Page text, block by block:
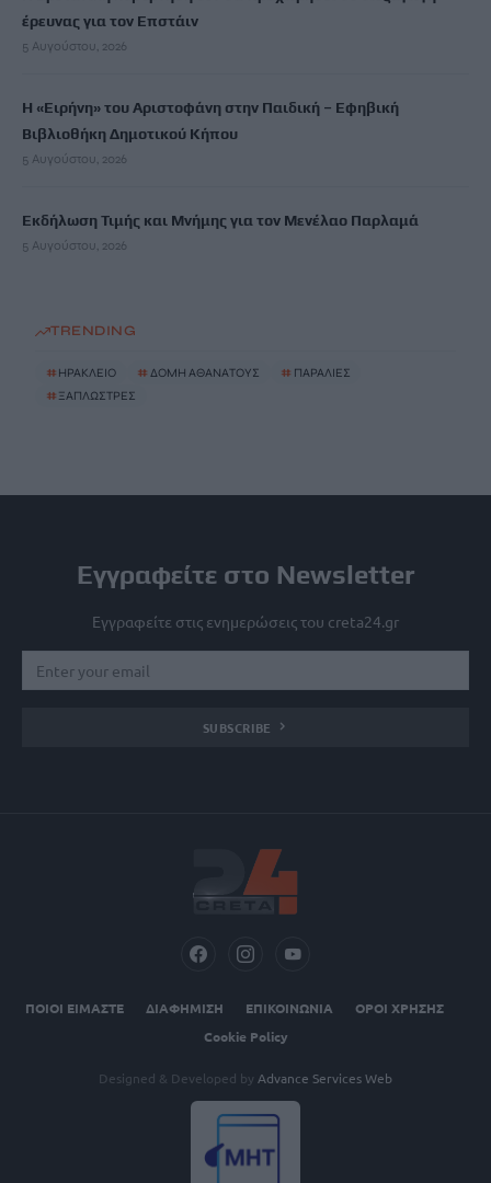
έρευνας για τον Επστάιν
5 Αυγούστου, 2026
Η «Ειρήνη» του Αριστοφάνη στην Παιδική – Εφηβική
Βιβλιοθήκη Δημοτικού Κήπου
5 Αυγούστου, 2026
Εκδήλωση Τιμής και Μνήμης για τον Μενέλαο Παρλαμά
5 Αυγούστου, 2026
TRENDING
# ΗΡΑΚΛΕΙΟ # ΔΟΜΗ ΑΘΑΝΑΤΟΥΣ # ΠΑΡΑΛΙΕΣ
# ΞΑΠΛΩΣΤΡΕΣ
Εγγραφείτε στο Newsletter
Εγγραφείτε στις ενημερώσεις του creta24.gr
SUBSCRIBE
ΠΟΙΟΙ ΕΙΜΑΣΤΕ ΔΙΑΦΗΜΙΣΗ ΕΠΙΚΟΙΝΩΝΙΑ
ΟΡΟΙ ΧΡΗΣΗΣ
Cookie Policy
Designed & Developed by Advance Services Web